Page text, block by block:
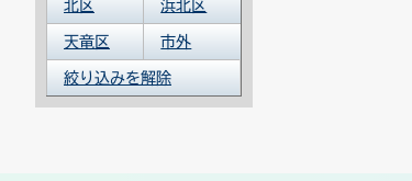
北区 浜北区
天竜区 市外
絞り込みを解除